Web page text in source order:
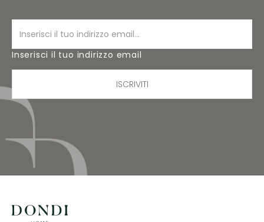
Inserisci il tuo indirizzo email
ISCRIVITI